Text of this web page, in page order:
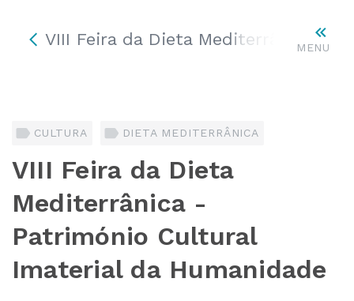
MENU
VIII Feira da Dieta Mediterrânica –
CULTURA DIETA MEDITERRÂNICA
VIII Feira da Dieta
Mediterrânica -
Património Cultural
Imaterial da Humanidade